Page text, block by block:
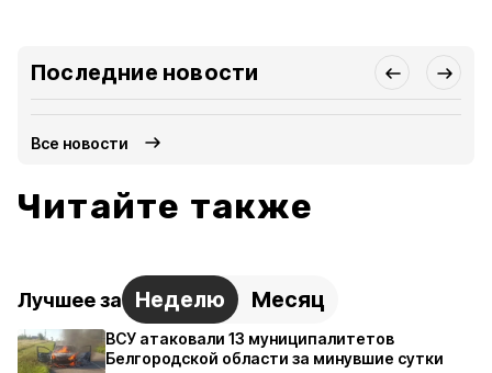
Последние новости
Все новости
Читайте также
Лучшее за Неделю Месяц
ВСУ атаковали 13 муниципалитетов
Белгородской области за минувшие сутки